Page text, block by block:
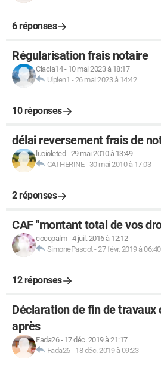
6 réponses
Régularisation frais notaire
Clacla14- 10 mai 2023 à 18:17
Ulpien1 -26 mai 2023 à 14:42
10 réponses
délai reversement frais de
lucioleted -29 mai 2010 à 13:49
CATHERINE- 30 mai 2010 à 17:03
2 réponses
CAF "montant total de vos
cocopalm-4 juil. 2016 à 12:12
SimonePascot-27 févr. 2019 à 06:40
12 réponses
Déclaration de fin de travaux
après
Fada26- 17 déc. 2019 à 21:17
Fada26- 18 déc. 2019 à 09:23